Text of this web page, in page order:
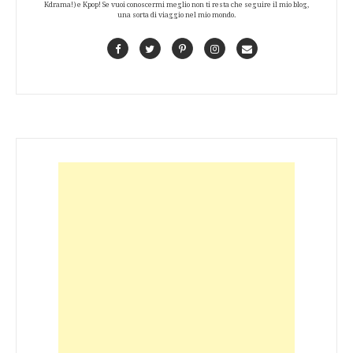
Kdrama!) e Kpop! Se vuoi conoscermi meglio non ti resta che seguire il mio blog,
una sorta di viaggio nel mio mondo.
FacebookTwitterPinterestInstagramContact